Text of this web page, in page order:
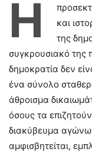
Η
και
της
συγκρουσιακό της
δημοκρατία δεν
ένα σύνολο
άθροισμα
όσους τα
διακύβευμα
αμφισβητείται,